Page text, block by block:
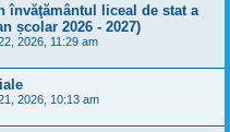
învăţământul liceal de stat a
școlar 2026 - 2027)
2026, 11:29 am
2026, 10:13 am